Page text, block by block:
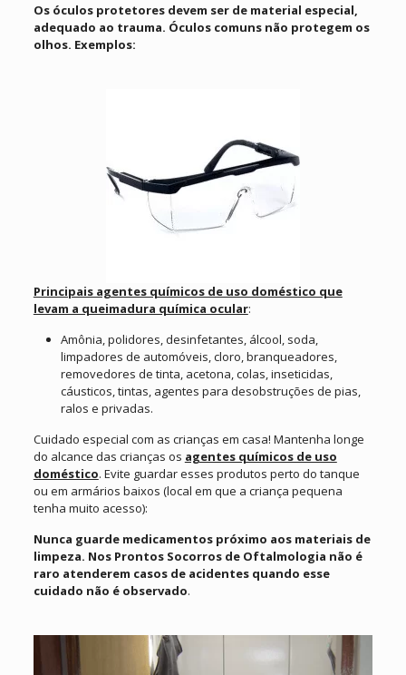
Os óculos protetores devem ser de material especial,
adequado ao trauma. Óculos comuns não protegem os
olhos. Exemplos:
Principais agentes químicos de uso doméstico que
levam a queimadura química ocular:
Amônia, polidores, desinfetantes, álcool, soda,
limpadores de automóveis, cloro, branqueadores,
removedores de tinta, acetona, colas, inseticidas,
cáusticos, tintas, agentes para desobstruções de pias,
ralos e privadas.
Cuidado especial com as crianças em casa! Mantenha longe
do alcance das crianças os agentes químicos de uso
doméstico. Evite guardar esses produtos perto do tanque
ou em armários baixos (local em que a criança pequena
tenha muito acesso):
Nunca guarde medicamentos próximo aos materiais de
limpeza. Nos Prontos Socorros de Oftalmologia não é
raro atenderem casos de acidentes quando esse
cuidado não é observado.